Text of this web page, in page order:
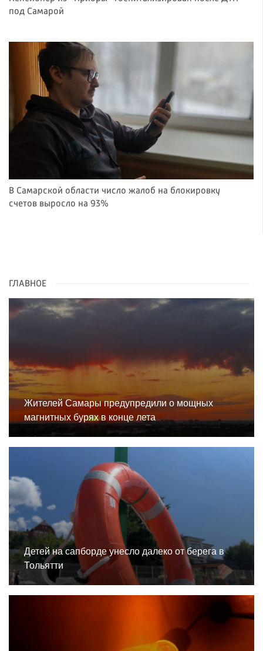
под Самарой
В Самарской области число жалоб на блокировку
счетов выросло на 93%
ГЛАВНОЕ
Жителей Самары предупредили о мощных
магнитных бурях в конце лета
Детей на сапборде унесло далеко от берега в
Тольятти